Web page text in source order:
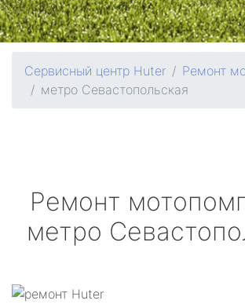
Сервисный центр Huter
Ремонт
метро Севастопольская
Ремонт
метро